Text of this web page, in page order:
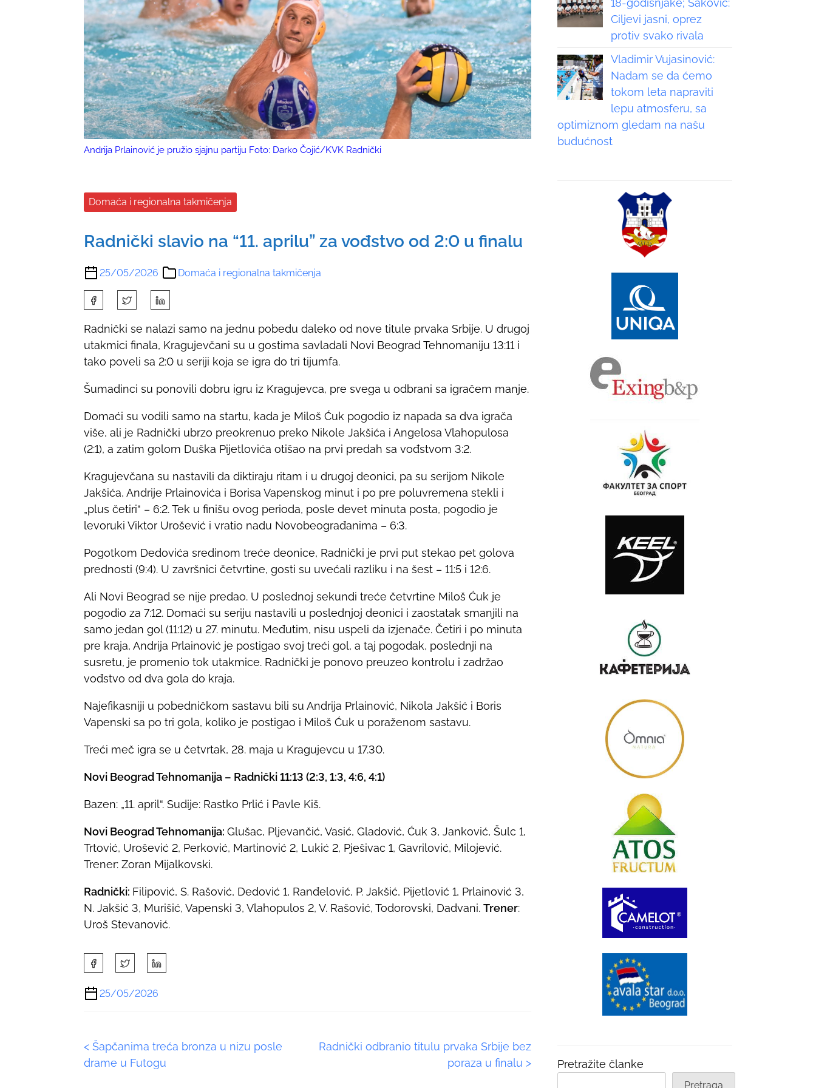
Andrija Prlainović je pružio sjajnu partiju Foto: Darko Čojić/KVK Radnički
Domaća i regionalna takmičenja
Radnički slavio na “11. aprilu” za vođstvo od 2:0 u finalu
25/05/2026 Domaća i regionalna takmičenja
a
r
e
t
h
i
s
p
s
t
o
n
Radnički se nalazi samo na jednu pobedu daleko od nove titule prvaka Srbije. U drugoj
utakmici finala, Kragujevčani su u gostima savladali Novi Beograd Tehnomaniju 13:11 i
tako poveli sa 2:0 u seriji koja se igra do tri tijumfa.
Šumadinci su ponovili dobru igru iz Kragujevca, pre svega u odbrani sa igračem manje.
Domaći su vodili samo na startu, kada je Miloš Ćuk pogodio iz napada sa dva igrača
više, ali je Radnički ubrzo preokrenuo preko Nikole Jakšića i Angelosa Vlahopulosa
(2:1), a zatim golom Duška Pijetlovića otišao na prvi predah sa vođstvom 3:2.
Kragujevčana su nastavili da diktiraju ritam i u drugoj deonici, pa su serijom Nikole
Jakšića, Andrije Prlainovića i Borisa Vapenskog minut i po pre poluvremena stekli i
„plus četiri“ – 6:2. Tek u finišu ovog perioda, posle devet minuta posta, pogodio je
levoruki Viktor Urošević i vratio nadu Novobeograđanima – 6:3.
Pogotkom Dedovića sredinom treće deonice, Radnički je prvi put stekao pet golova
prednosti (9:4). U završnici četvrtine, gosti su uvećali razliku i na šest – 11:5 i 12:6.
Ali Novi Beograd se nije predao. U poslednoj sekundi treće četvrtine Miloš Ćuk je
pogodio za 7:12. Domaći su seriju nastavili u poslednjoj deonici i zaostatak smanjili na
samo jedan gol (11:12) u 27. minutu. Međutim, nisu uspeli da izjenače. Četiri i po minuta
pre kraja, Andrija Prlainović je postigao svoj treći gol, a taj pogodak, poslednji na
susretu, je promenio tok utakmice. Radnički je ponovo preuzeo kontrolu i zadržao
vođstvo od dva gola do kraja.
Najefikasniji u pobedničkom sastavu bili su Andrija Prlainović, Nikola Jakšić i Boris
Vapenski sa po tri gola, koliko je postigao i Miloš Ćuk u poraženom sastavu.
Treći meč igra se u četvrtak, 28. maja u Kragujevcu u 17.30.
Novi Beograd Tehnomanija – Radnički 11:13 (2:3, 1:3, 4:6, 4:1)
Bazen: „11. april“. Sudije: Rastko Prlić i Pavle Kiš.
Novi Beograd Tehnomanija: Glušac, Pljevančić, Vasić, Gladović, Ćuk 3, Janković, Šulc 1,
Trtović, Urošević 2, Perković, Martinović 2, Lukić 2, Pješivac 1, Gavrilović, Milojević.
Trener: Zoran Mijalkovski.
Radnički: Filipović, S. Rašović, Dedović 1, Ranđelović, P. Jakšić, Pijetlović 1, Prlainović 3,
N. Jakšić 3, Murišić, Vapenski 3, Vlahopulos 2, V. Rašović, Todorovski, Dadvani. Trener:
Uroš Stevanović.
h
a
r
h
i
25/05/2026
P
< Šapčanima treća bronza u nizu posle
drame u Futogu
Radnički odbranio titulu prvaka Srbije bez
poraza u finalu >
18-godišnjake; Saković:
Ciljevi jasni, oprez
protiv svako rivala
Vladimir Vujasinović:
Nadam se da ćemo
tokom leta napraviti
lepu atmosferu, sa
optimiznom gledam na našu
budućnost
Pretražite članke
Pretraga